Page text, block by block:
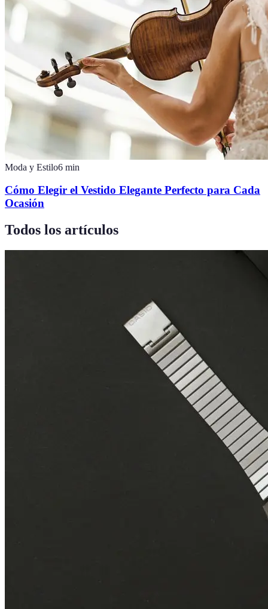
Moda y Estilo6 min
Cómo Elegir el Vestido Elegante Perfecto para Cada
Ocasión
Todos los artículos